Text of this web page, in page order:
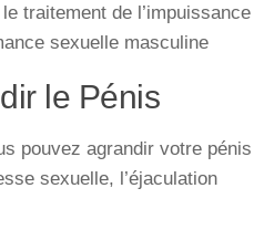
traitement de l’impuissance
sexuelle masculine
le Pénis
pouvez agrandir votre pénis
sexuelle, l’éjaculation